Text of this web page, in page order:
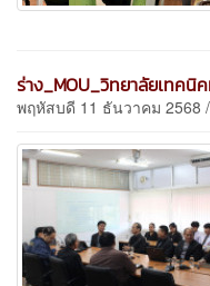
ร่าง_MOU_วิทยาลัยเทคนิ
พฤหัสบดี 11 ธันวาคม 2568 /